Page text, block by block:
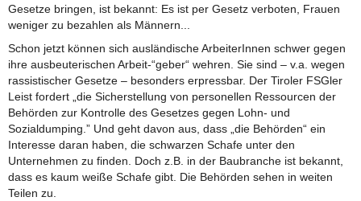
Gesetze bringen, ist bekannt: Es ist per Gesetz verboten, Frauen
weniger zu bezahlen als Männern...
Schon jetzt können sich ausländische ArbeiterInnen schwer gegen
ihre ausbeuterischen Arbeit-“geber“ wehren. Sie sind – v.a. wegen
rassistischer Gesetze – besonders erpressbar. Der Tiroler FSGler
Leist fordert „die Sicherstellung von personellen Ressourcen der
Behörden zur Kontrolle des Gesetzes gegen Lohn- und
Sozialdumping.” Und geht davon aus, dass „die Behörden“ ein
Interesse daran haben, die schwarzen Schafe unter den
Unternehmen zu finden. Doch z.B. in der Baubranche ist bekannt,
dass es kaum weiße Schafe gibt. Die Behörden sehen in weiten
Teilen zu.